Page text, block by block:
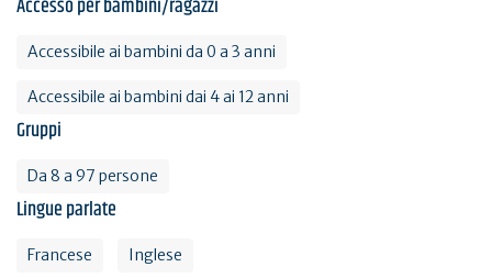
Accesso per bambini/ragazzi
Accessibile ai bambini da 0 a 3 anni
Accessibile ai bambini dai 4 ai 12 anni
Gruppi
Da 8 a 97 persone
Lingue parlate
Francese Inglese